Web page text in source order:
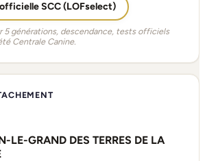
SCC (LOFselect)
5 générations, descendance, tests officiels
Centrale Canine.
LE-GRAND DES TERRES DE LA